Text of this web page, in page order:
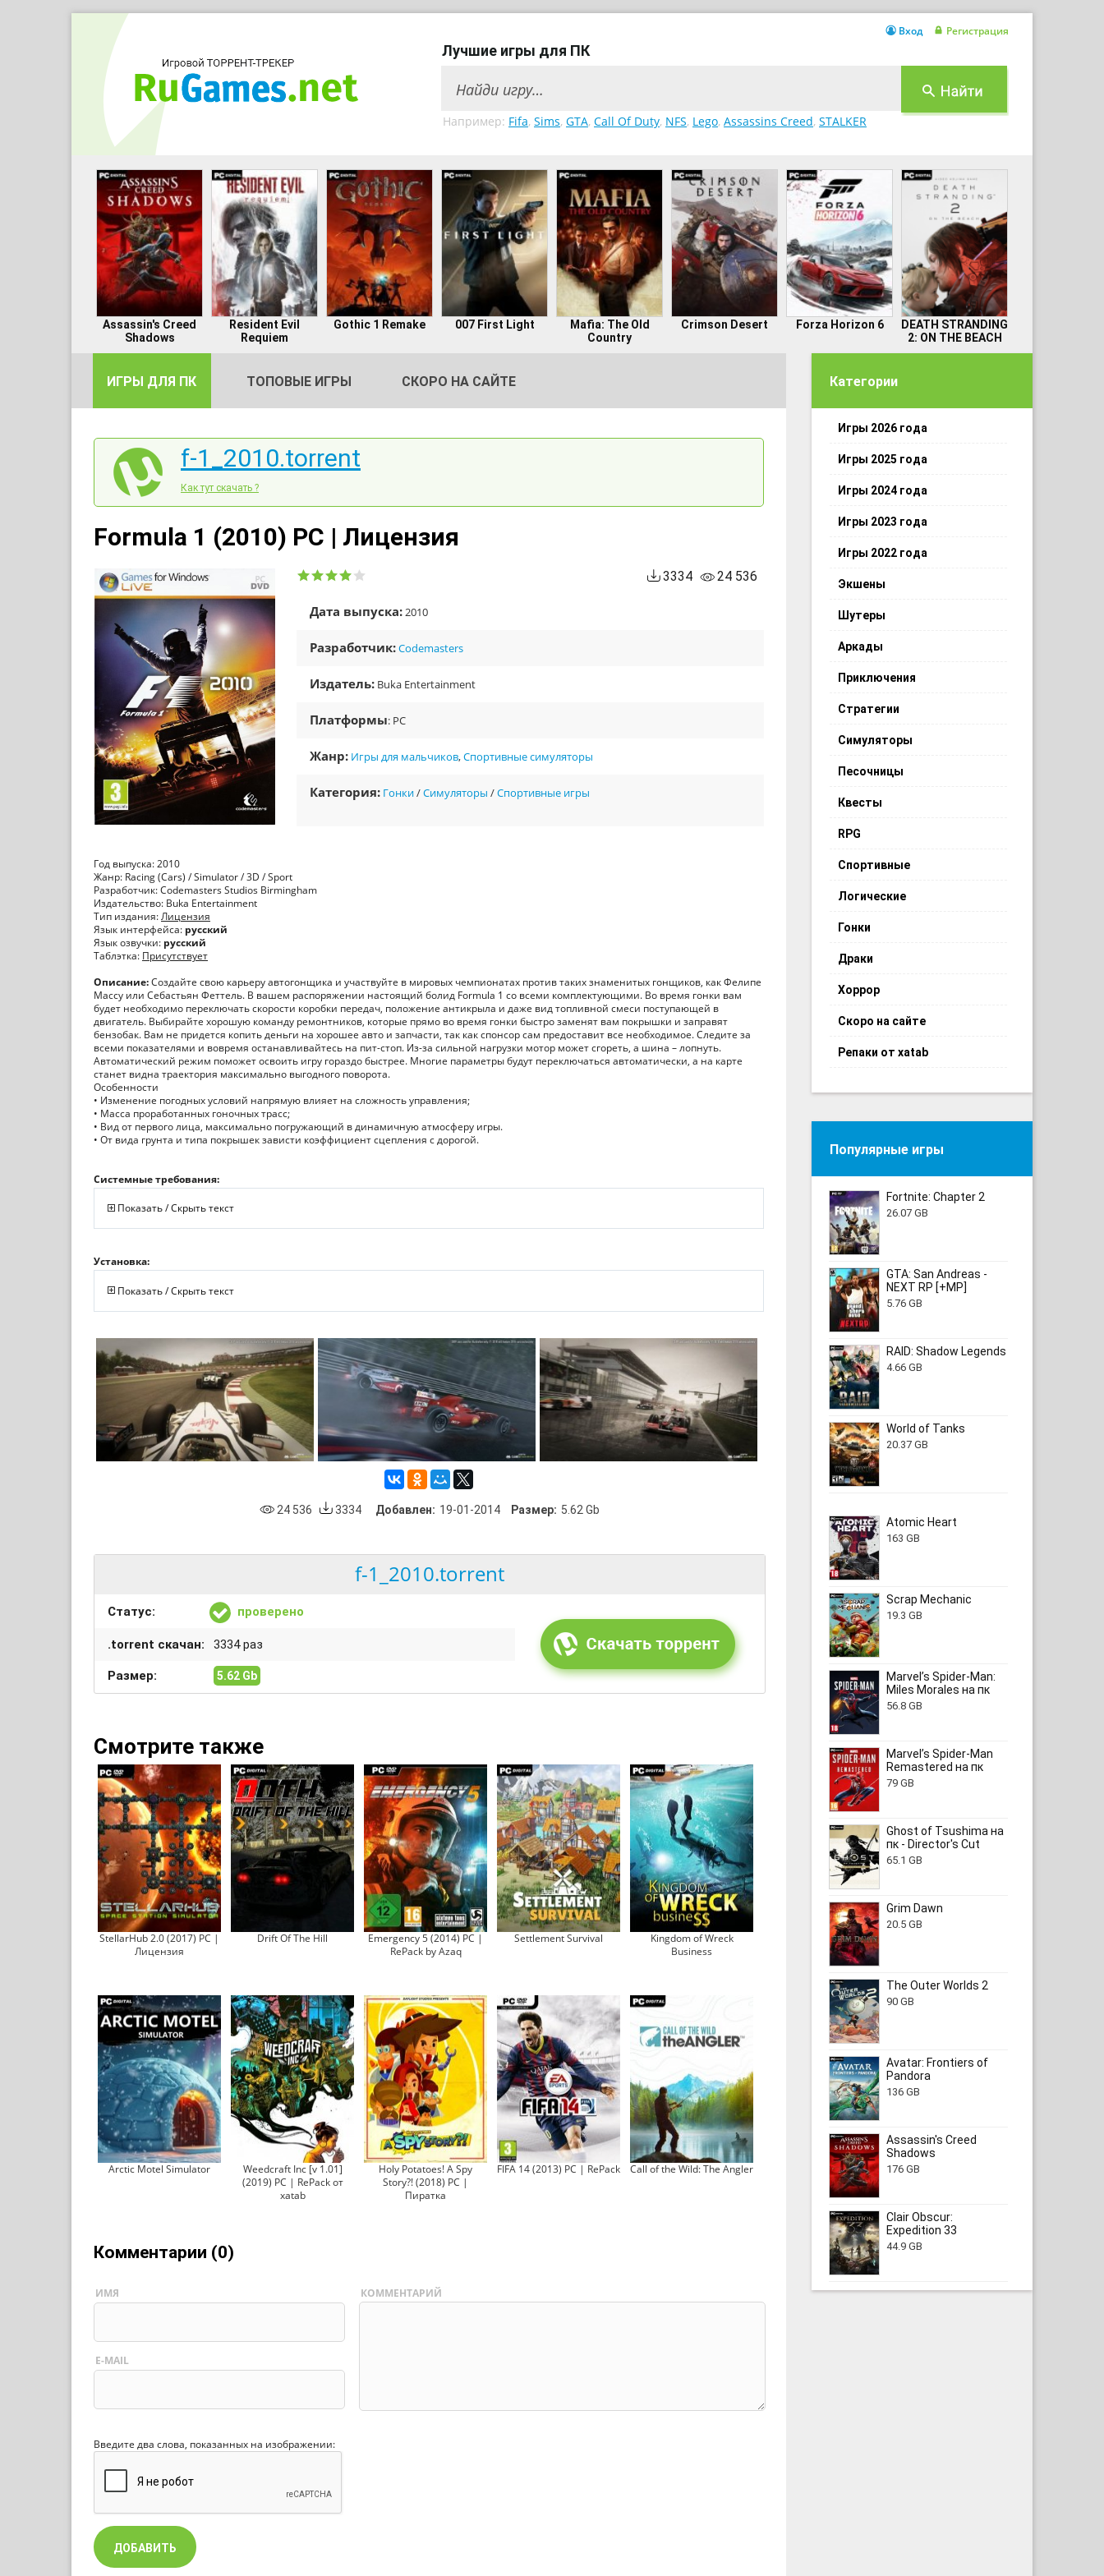
Лучшие игры для ПК
Например: Fifa, Sims, GTA, Call Of Duty, NFS, Lego, Assassins Creed, STALKER
Вход Регистрация
Assassin's Creed
Shadows
Resident Evil
Requiem
Gothic 1 Remake 007 First Light
Mafia: The Old
Country
Crimson Desert Forza Horizon 6
DEATH STRANDING
2: ON THE BEACH
ИГРЫ ДЛЯ ПК ТОПОВЫЕ ИГРЫ СКОРО НА САЙТЕ
f-1_2010.torrent
Как тут скачать ?
Formula 1 (2010) PC | Лицензия
24 536
3334
Дата выпуска:2010
Разработчик:Codemasters
Издатель: Buka Entertainment
Платформы: PC
Жанр: Игры для мальчиков,Спортивные симуляторы
Категория: Гонки/Симуляторы /Спортивные игры
Год выпуска: 2010
Жанр: Racing (Cars) / Simulator / 3D / Sport
Разработчик: Codemasters Studios Birmingham
Издательство: Buka Entertainment
Тип издания:Лицензия
Язык интерфейса: русский
Язык озвучки: русский
Таблэтка: Присутствует
Описание:Создайте свою карьеру автогонщика и участвуйте в мировых чемпионатах против таких знаменитых гонщиков, как Фелипе
Массу или Себастьян Феттель. В вашем распоряжении настоящий болид Formula 1 со всеми комплектующими. Во время гонки вам
будет необходимо переключать скорости коробки передач, положение антикрыла и даже вид топливной смеси поступающей в
двигатель. Выбирайте хорошую команду ремонтников, которые прямо во время гонки быстро заменят вам покрышки и заправят
бензобак. Вам не придется копить деньги на хорошее авто и запчасти, так как спонсор сам предоставит все необходимое. Следите за
всеми показателями и вовремя останавливайтесь на пит-стоп. Из-за сильной нагрузки мотор может сгореть, а шина – лопнуть.
Автоматический режим поможет освоить игру гораздо быстрее. Многие параметры будут переключаться автоматически, а на карте
станет видна траектория максимально выгодного поворота.
Особенности
• Изменение погодных условий напрямую влияет на сложность управления;
• Масса проработанных гоночных трасс;
• Вид от первого лица, максимально погружающий в динамичную атмосферу игры.
• От вида грунта и типа покрышек зависти коэффициент сцепления с дорогой.
Системные требования:
Показать / Скрыть текст
Установка:
Показать / Скрыть текст
24 536 3334 Добавлен: 19-01-2014 Размер: 5.62 Gb
f-1_2010.torrent
Статус: проверено
.torrent скачан: 3334 раз
Размер: 5.62 Gb
Смотрите также
StellarHub 2.0 (2017) PC |
Лицензия
Drift Of The Hill
Emergency 5 (2014) PC |
RePack by Azaq
Settlement Survival
Kingdom of Wreck
Business
Arctic Motel Simulator
Weedcraft Inc [v 1.01]
(2019) PC | RePack от
xatab
Holy Potatoes! A Spy
Story?! (2018) PC |
Пиратка
FIFA 14 (2013) PC | RePack Call of the Wild: The Angler
Комментарии (0)
ИМЯ
E-MAIL
КОММЕНТАРИЙ
Введите два слова, показанных на изображении:
Категории
Игры 2026 года
Игры 2025 года
Игры 2024 года
Игры 2023 года
Игры 2022 года
Экшены
Шутеры
Аркады
Приключения
Стратегии
Симуляторы
Песочницы
Квесты
RPG
Спортивные
Логические
Гонки
Драки
Хоррор
Скоро на сайте
Репаки от xatab
Популярные игры
Fortnite: Chapter 2
26.07 GB
GTA: San Andreas -
NEXT RP [+MP]
5.76 GB
RAID: Shadow Legends
4.66 GB
World of Tanks
20.37 GB
Atomic Heart
163 GB
Scrap Mechanic
19.3 GB
Marvel’s Spider-Man:
Miles Morales на пк
56.8 GB
Marvel’s Spider-Man
Remastered на пк
79 GB
Ghost of Tsushima на
пк - Director's Cut
65.1 GB
Grim Dawn
20.5 GB
The Outer Worlds 2
90 GB
Avatar: Frontiers of
Pandora
136 GB
Assassin's Creed
Shadows
176 GB
Clair Obscur:
Expedition 33
44.9 GB